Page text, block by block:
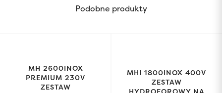
Podobne produkty
MH 2600INOX
PREMIUM 230V
ZESTAW
MHI 1800INOX 400V
ZESTAW